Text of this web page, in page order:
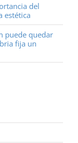
del
estética
puede quedar
fija un